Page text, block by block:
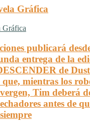
Gráfica
publicará
entrega de la
de
mientras los
Tim deberá
antes de